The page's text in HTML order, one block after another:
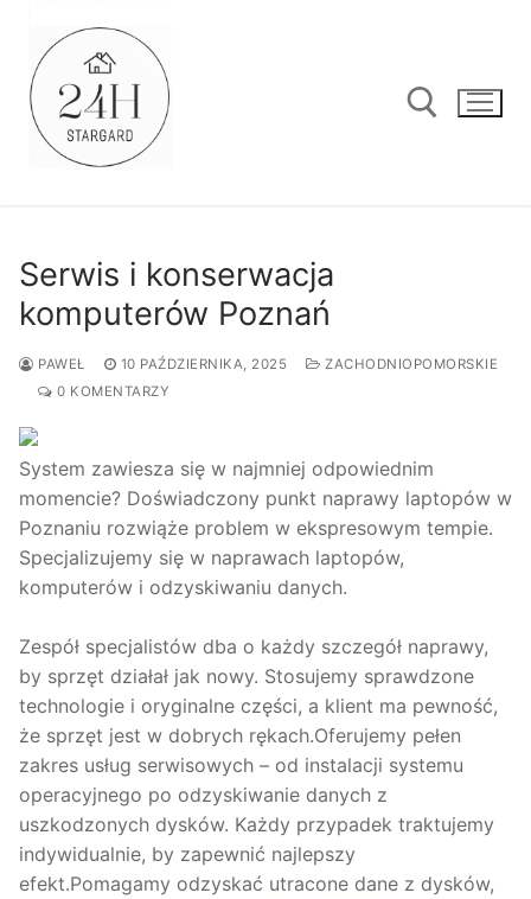
treści
Serwis i konserwacja
komputerów Poznań
PAWEŁ 10 PAŹDZIERNIKA, 2025
ZACHODNIOPOMORSKIE
0 KOMENTARZY
System zawiesza się w najmniej odpowiednim
momencie? Doświadczony punkt naprawy laptopów w
Poznaniu rozwiąże problem w ekspresowym tempie.
Specjalizujemy się w naprawach laptopów,
komputerów i odzyskiwaniu danych.
Zespół specjalistów dba o każdy szczegół naprawy,
by sprzęt działał jak nowy. Stosujemy sprawdzone
technologie i oryginalne części, a klient ma pewność,
że sprzęt jest w dobrych rękach.Oferujemy pełen
zakres usług serwisowych – od instalacji systemu
operacyjnego po odzyskiwanie danych z
uszkodzonych dysków. Każdy przypadek traktujemy
indywidualnie, by zapewnić najlepszy
efekt.Pomagamy odzyskać utracone dane z dysków,